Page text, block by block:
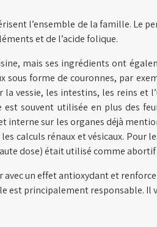
l’ensemble de la famille.
et de l’acide folique.
mais ses ingrédients ont
forme de couronnes, par
les intestins, les reins et
souvent utilisée en plus des
sur les organes déjà
calculs rénaux et vésicaux. Pour
dose) était utilisé comme abortif
un effet antioxydant et
principalement responsable. Il